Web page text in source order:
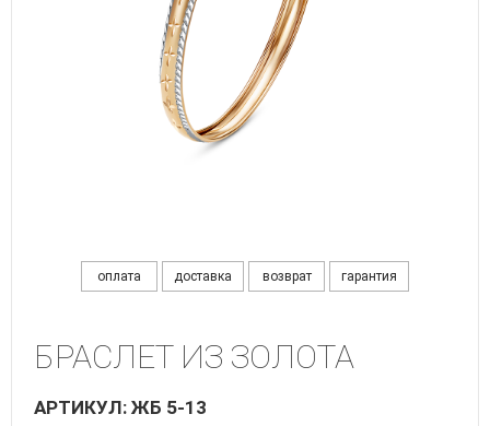
оплата доставка возврат гарантия
БРАСЛЕТ ИЗ ЗОЛОТА
АРТИКУЛ: ЖБ 5-13